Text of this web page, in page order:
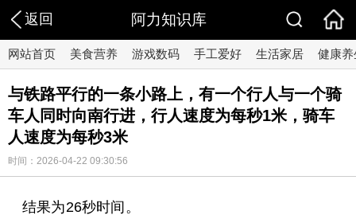
返回 阿力知识库
网站首页 美食营养 游戏数码 手工爱好 生活家居 健康养
与铁路平行的一条小路上，有一个行人与一个骑
车人同时向南行进，行人速度为每秒1米，骑车
人速度为每秒3米
时间：2026-04-22 09:30:56
结果为26秒时间。